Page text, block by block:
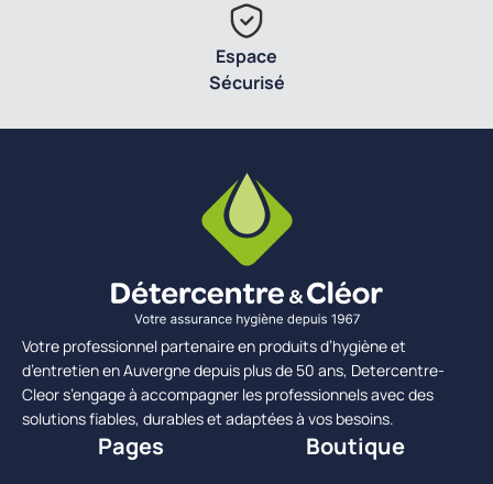
Espace
Sécurisé
Votre professionnel partenaire en produits d’hygiène et
d’entretien en Auvergne depuis plus de 50 ans, Detercentre-
Cleor s’engage à accompagner les professionnels avec des
solutions fiables, durables et adaptées à vos besoins.
Pages Boutique